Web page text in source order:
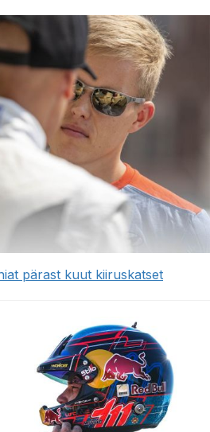
pärast kuut kiiruskatset